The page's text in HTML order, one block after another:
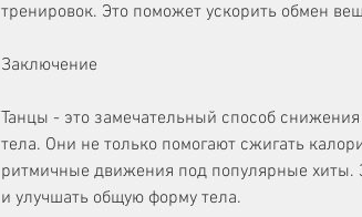
тренировок. Это поможет ускорить обмен
Заключение
Танцы - это замечательный способ
тела. Они не только помогают сжигать
ритмичные движения под популярные хиты.
и улучшать общую форму тела.